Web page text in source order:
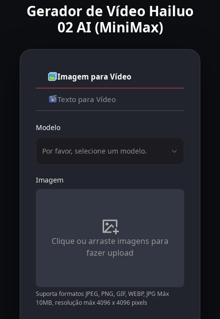
Gerador de Vídeo Hailuo
02 AI (MiniMax)
Imagem para Vídeo
Texto para Vídeo
Modelo
Por favor, selecione um modelo.
Imagem
Clique ou arraste imagens para
fazer upload
Suporta formatos JPEG, PNG, GIF, WEBP, JPG Máx
10MB, resolução máx 4096 x 4096 pixels